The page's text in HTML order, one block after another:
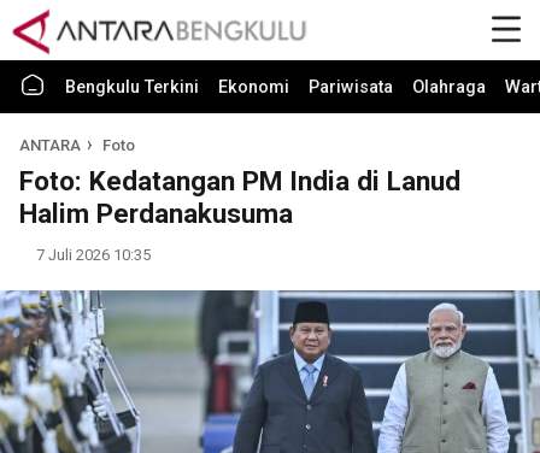
Bengkulu Terkini Ekonomi Pariwisata Olahraga
ANTARA Foto
Foto: Kedatangan PM India di Lanud
Halim Perdanakusuma
7 Juli 2026 10:35